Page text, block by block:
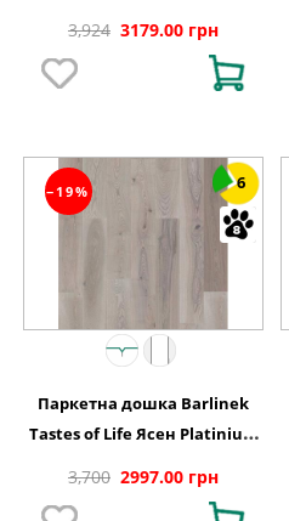
3,924 3179.00 грн
−19% 6
Паркетна дошка Barlinek
Tastes of Life Ясен Platinium
3,700 2997.00 грн